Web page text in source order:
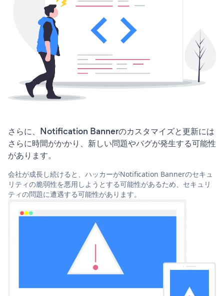
さらに、Notification Bannerのカスタマイズと更新には
さらに時間がかかり、新しい問題やバグが発生する可能性
があります。
会社が成長し続けると、ハッカーがNotification Bannerのセキュ
リティの脆弱性を悪用しようとする可能性があるため、セキュリ
ティの問題に遭遇する可能性があります。